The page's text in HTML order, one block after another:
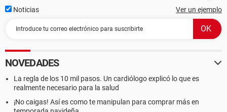
Noticias Ver un ejemplo
NOVEDADES
La regla de los 10 mil pasos. Un cardiólogo explicó lo que es
realmente necesario para la salud
¡No caigas! Así es como te manipulan para comprar más en